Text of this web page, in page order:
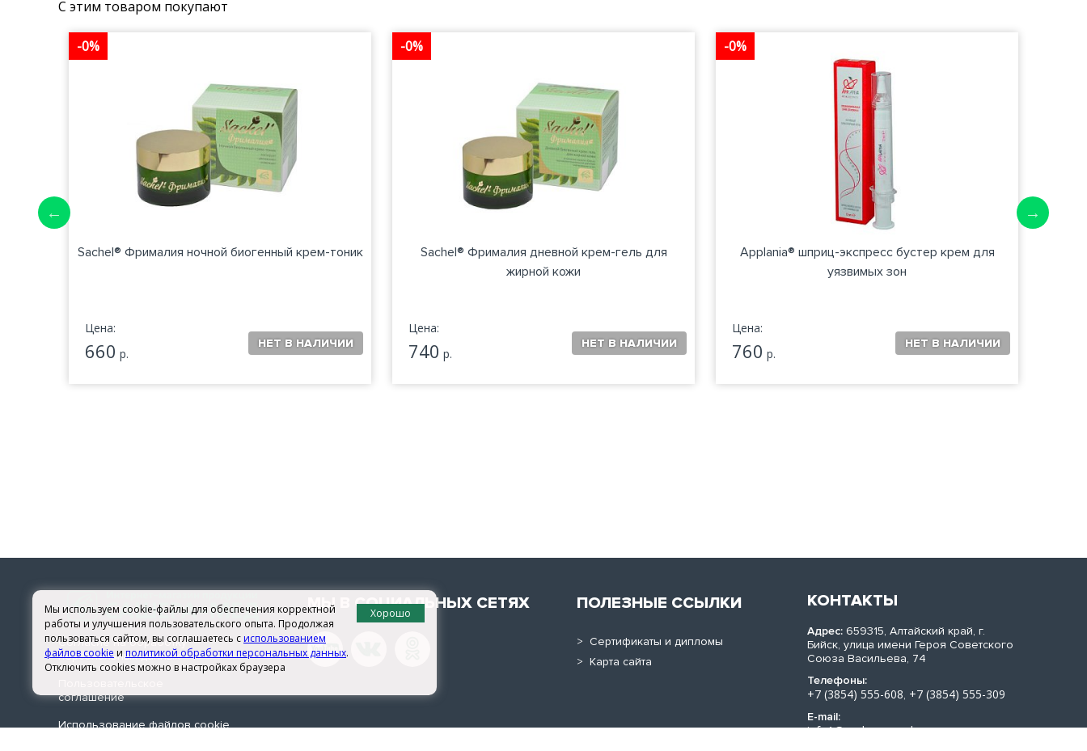
С этим товаром покупают
-0%
Sachel® Фрималия ночной биогенный крем-тоник
Цена:
660 р.
-0%
Sachel® Фрималия дневной крем-гель для
жирной кожи
Цена:
740 р.
-0%
Applania® шприц-экспресс бустер крем для
уязвимых зон
Цена:
760 р.
Согласие на обработку
персональных данных
соглашение
Использование файлов сookie
МЫ В СОЦИАЛЬНЫХ СЕТЯХ ПОЛЕЗНЫЕ ССЫЛКИ
> Сертификаты и дипломы
> Карта сайта
КОНТАКТЫ
Адрес: 659315, Алтайский край, г.
Бийск, улица имени Героя Советского
Союза Васильева, 74
Телефоны:
+7 (3854) 555-608, +7 (3854) 555-309
E-mail:
info1@sachera-med.ru
Мы используем cookie-файлы для обеспечения корректной
работы и улучшения пользовательского опыта. Продолжая
пользоваться сайтом, вы соглашаетесь с использованием
файлов cookie и политикой обработки персональных данных.
Отключить cookies можно в настройках браузера
Хорошо